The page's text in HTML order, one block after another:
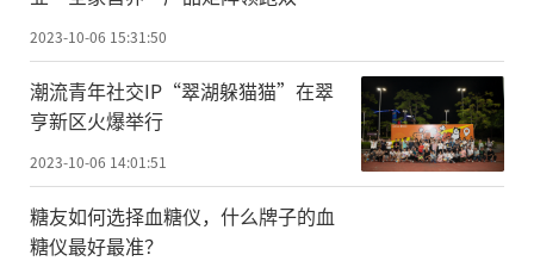
2023-10-06 15:31:50
潮流青年社交IP“翠湖躲猫猫”在翠
亨新区火爆举行
2023-10-06 14:01:51
糖友如何选择血糖仪，什么牌子的血
糖仪最好最准？